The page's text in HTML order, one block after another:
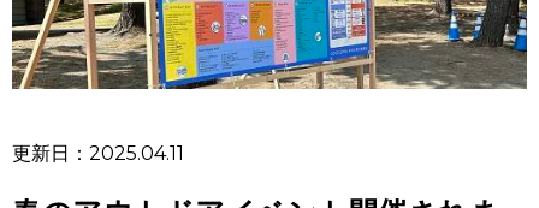
更新日：2025.04.11